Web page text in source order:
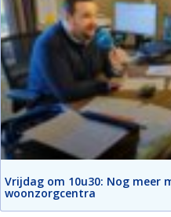
Vrijdag om 10u30: Nog meer
woonzorgcentra